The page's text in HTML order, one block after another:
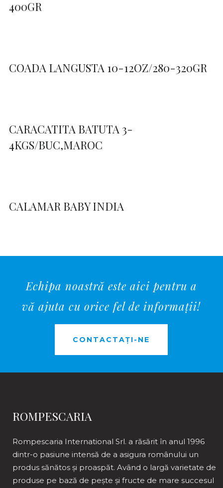
400GR
COADA LANGUSTA 10-12OZ/280-320GR
CARACATITA BATUTA 3-
4KGS/BUC,MAROC
CALAMAR BABY INDIA
Echipa noastră este aici pentru a
vă ajuta cu orice fel de informații!
CONTACTAȚI-NE
ROMPESCARIA
Rompescaria International Srl. a răsărit în anul 1996
dintr-o pasiune intensă de a asigura românului un
produs sănătos și proaspăt. Având o largă varietate de
produse pe bază de pește și fructe de mare succesul